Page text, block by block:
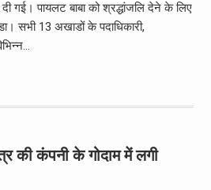
गई। पायलट बाबा को श्रद्धांजलि देने के लिए
सभी 13 अखाडों के पदाधिकारी,
की कंपनी के गोदाम में लगी